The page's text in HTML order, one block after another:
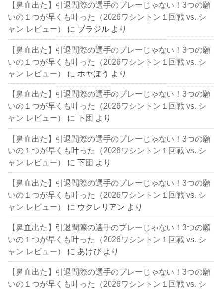
【鼻血出た】引退間際の選手のプレーじゃない！3つの願
いの１つが早くも叶った（2026ワシントン１回戦 vs. シ
ャン レビュー）
に ブラジル より
【鼻血出た】引退間際の選手のプレーじゃない！3つの願
いの１つが早くも叶った（2026ワシントン１回戦 vs. シ
ャン レビュー）
に ホヤぼう より
【鼻血出た】引退間際の選手のプレーじゃない！3つの願
いの１つが早くも叶った（2026ワシントン１回戦 vs. シ
ャン レビュー）
に下団 より
【鼻血出た】引退間際の選手のプレーじゃない！3つの願
いの１つが早くも叶った（2026ワシントン１回戦 vs. シ
ャン レビュー）
に下団 より
【鼻血出た】引退間際の選手のプレーじゃない！3つの願
いの１つが早くも叶った（2026ワシントン１回戦 vs. シ
ャン レビュー）
に ウクレリアン より
【鼻血出た】引退間際の選手のプレーじゃない！3つの願
いの１つが早くも叶った（2026ワシントン１回戦 vs. シ
ャン レビュー）
に あけび より
【鼻血出た】引退間際の選手のプレーじゃない！3つの願
いの１つが早くも叶った（2026ワシントン１回戦 vs. シ